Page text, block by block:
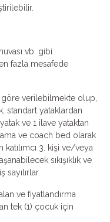
vb. gibi
fazla mesafede
verilebilmekte olup,
standart yataklardan
ve 1 ilave yataktan
ve coach bed olarak
katılımcı 3. kişi ve/veya
sıkışıklık ve
ve fiyatlandırma
tek (1) çocuk için